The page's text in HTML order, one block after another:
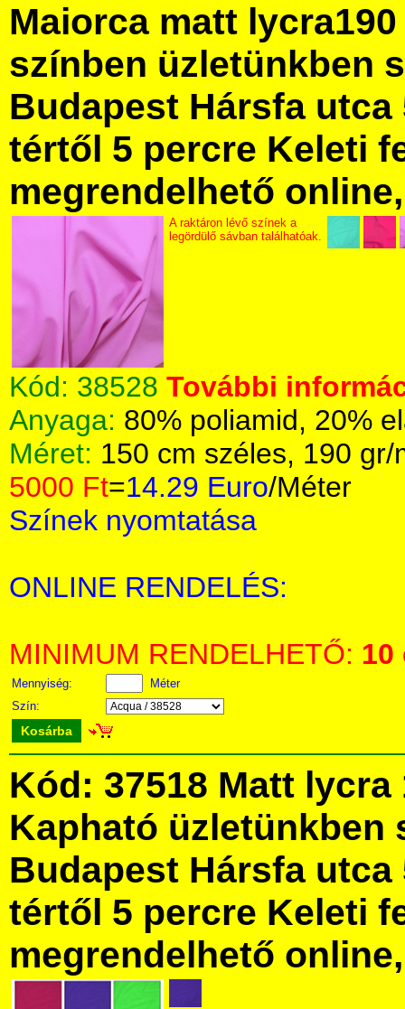
Maiorca matt
színben üzletünkben
Budapest Hársfa utca
tértől 5 percre Keleti
megrendelhető
A raktáron lévő színek a
legördülő sávban találhatóak.
Kód: 38528 További
Anyaga: 80% poliamid, 20%
Méret: 150 cm széles, 190 gr/
5000 Ft=14.29 Euro/Méter
Színek nyomtatása
ONLINE RENDELÉS:
MINIMUM RENDELHETŐ: 10
Mennyiség:
Méter
Szín:
Kosárba
Kód: 37518 Matt lycra
Kapható üzletünkben
Budapest Hársfa utca
tértől 5 percre Keleti
megrendelhető